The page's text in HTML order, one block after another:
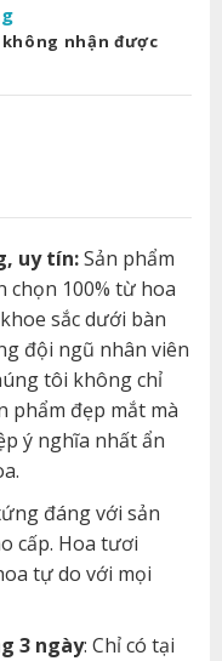
nhận được
uy tín:Sản phẩm
100% từ hoa
sắc dưới bàn
đội ngũ nhân viên
tôi không chỉ
phẩm đẹp mắt mà
ý nghĩa nhất ẩn
đáng với sản
cấp. Hoa tươi
tự do với mọi
3 ngày: Chỉ có tại